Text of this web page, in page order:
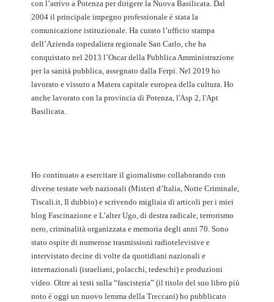
con l’arrivo a Potenza per dirigere la Nuova Basilicata. Dal
2004 il principale impegno professionale è stata la
comunicazione istituzionale. Ha curato l’ufficio stampa
dell’Azienda ospedaliera regionale San Carlo, che ha
conquistato nel 2013 l’Oscar della Pubblica Amministrazione
per la sanità pubblica, assegnato dalla Ferpi. Nel 2019 ho
lavorato e vissuto a Matera capitale europea della cultura. Ho
anche lavorato con la provincia di Potenza, l'Asp 2, l'Apt
Basilicata.
Ho continuato a esercitare il giornalismo collaborando con
diverse testate web nazionali (Misteri d’Italia, Notte Criminale,
Tiscali.it, Il dubbio) e scrivendo migliaia di articoli per i miei
blog Fascinazione e L’alter Ugo, di destra radicale, terrorismo
nero, criminalità organizzata e memoria degli anni 70. Sono
stato ospite di numerose trasmissioni radiotelevisive e
intervistato decine di volte da quotidiani nazionali e
internazionali (israeliani, polacchi, tedeschi) e produzioni
video. Oltre ai testi sulla “fascisteria” (il titolo del suo libro più
noto è oggi un nuovo lemma della Treccani) ho pubblicato